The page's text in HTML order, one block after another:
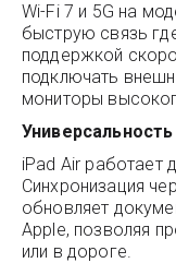
Wi-Fi 7 и 5G на
быструю связь
поддержкой
подключать
мониторы
iPad Air работает
Синхронизация
обновляет
Apple, позволяя
или в дороге.